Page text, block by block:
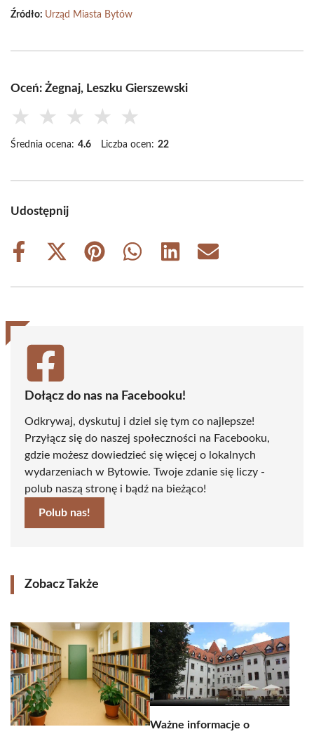
Źródło: Urząd Miasta Bytów
Oceń: Żegnaj, Leszku Gierszewski
★ ★ ★ ★ ★
Średnia ocena: 4.6 Liczba ocen: 22
Udostępnij
Share
Share
(Twitter)
Share
Share
Share
Share
Dołącz do nas na Facebooku!
Odkrywaj, dyskutuj i dziel się tym co najlepsze!
Przyłącz się do naszej społeczności na Facebooku,
gdzie możesz dowiedzieć się więcej o lokalnych
wydarzeniach w Bytowie. Twoje zdanie się liczy -
polub naszą stronę i bądź na bieżąco!
Polub nas!
Zobacz Także
Ważne informacje o